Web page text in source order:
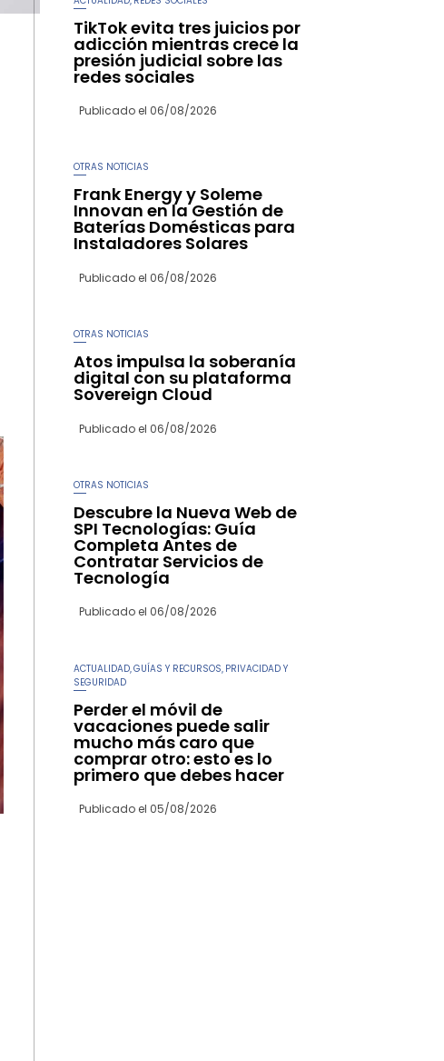
TikTok evita tres juicios por
adicción mientras crece la
presión judicial sobre las
redes sociales
Publicado el 06/08/2026
OTRAS NOTICIAS
Frank Energy y Soleme
Innovan en la Gestión de
Baterías Domésticas para
Instaladores Solares
Publicado el 06/08/2026
OTRAS NOTICIAS
Atos impulsa la soberanía
digital con su plataforma
Sovereign Cloud
Publicado el 06/08/2026
OTRAS NOTICIAS
Descubre la Nueva Web de
SPI Tecnologías: Guía
Completa Antes de
Contratar Servicios de
Tecnología
Publicado el 06/08/2026
ACTUALIDAD GUÍAS Y RECURSOS PRIVACIDAD Y
SEGURIDAD
Perder el móvil de
vacaciones puede salir
mucho más caro que
comprar otro: esto es lo
primero que debes hacer
Publicado el 05/08/2026